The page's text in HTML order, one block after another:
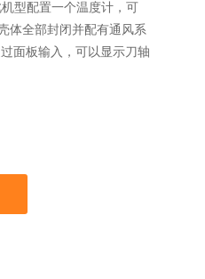
型配置一个温度计，可
体全部封闭并配有通风系
面板输入，可以显示刀轴